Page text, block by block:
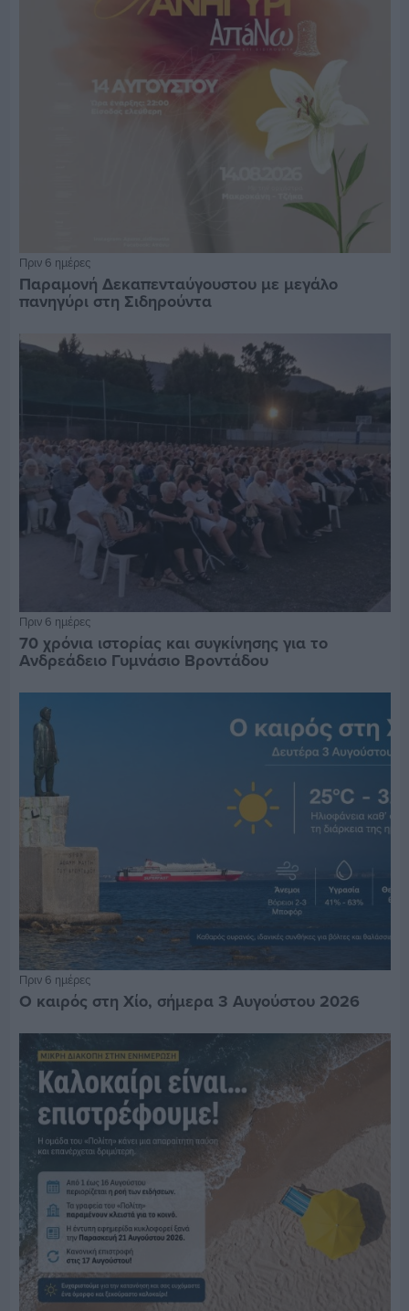
Πριν 6 ημέρες
Παραμονή Δεκαπενταύγουστου με μεγάλο
πανηγύρι στη Σιδηρούντα
Πριν 6 ημέρες
70 χρόνια ιστορίας και συγκίνησης για το
Ανδρεάδειο Γυμνάσιο Βροντάδου
Πριν 6 ημέρες
Ο καιρός στη Χίο, σήμερα 3 Αυγούστου 2026